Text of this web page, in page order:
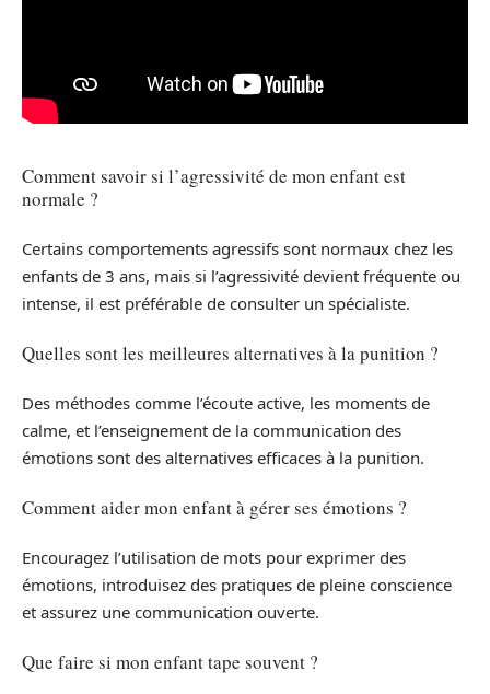
Comment savoir si l’agressivité de mon enfant est
normale ?
Certains comportements agressifs sont normaux chez les
enfants de 3 ans, mais si l’agressivité devient fréquente ou
intense, il est préférable de consulter un spécialiste.
Quelles sont les meilleures alternatives à la punition ?
Des méthodes comme l’écoute active, les moments de
calme, et l’enseignement de la communication des
émotions sont des alternatives efficaces à la punition.
Comment aider mon enfant à gérer ses émotions ?
Encouragez l’utilisation de mots pour exprimer des
émotions, introduisez des pratiques de pleine conscience
et assurez une communication ouverte.
Que faire si mon enfant tape souvent ?